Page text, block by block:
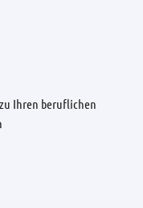
Ihren beruflichen